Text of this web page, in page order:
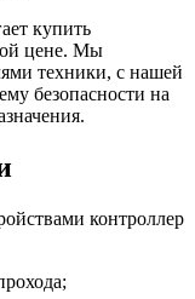
купить
цене. Мы
техники, с нашей
безопасности на
контроллер